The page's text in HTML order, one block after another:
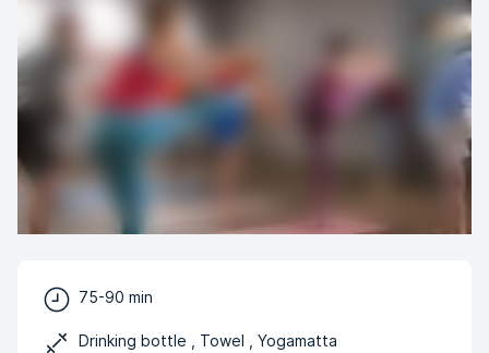
75-90 min
Drinking bottle , Towel , Yogamatta